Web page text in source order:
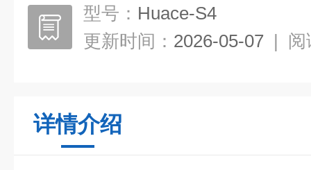
型号： Huace-S4
更新时间： 2026-05-07 | 阅
详情介绍